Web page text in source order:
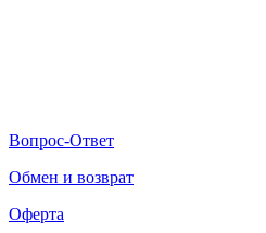
Вопрос-Ответ
Обмен и возврат
Оферта